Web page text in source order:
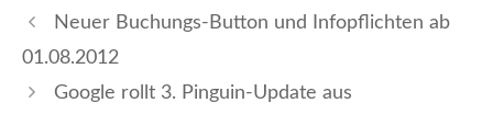
Neuer Buchungs-Button und Infopflichten ab
01.08.2012
Google rollt 3. Pinguin-Update aus